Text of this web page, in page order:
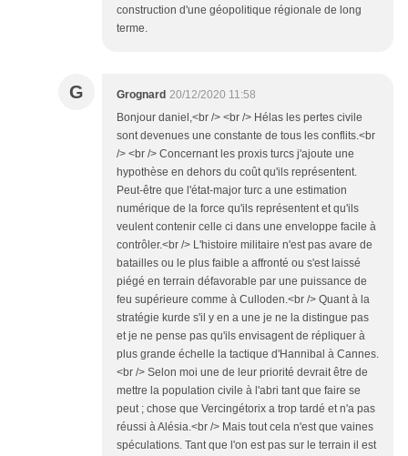
construction d'une géopolitique régionale de long
terme.
G Grognard 20/12/2020 11:58
Bonjour daniel,<br /> <br /> Hélas les pertes civile
sont devenues une constante de tous les conflits.<br
/> <br /> Concernant les proxis turcs j'ajoute une
hypothèse en dehors du coût qu'ils représentent.
Peut-être que l'état-major turc a une estimation
numérique de la force qu'ils représentent et qu'ils
veulent contenir celle ci dans une enveloppe facile à
contrôler.<br /> L'histoire militaire n'est pas avare de
batailles ou le plus faible a affronté ou s'est laissé
piégé en terrain défavorable par une puissance de
feu supérieure comme à Culloden.<br /> Quant à la
stratégie kurde s'il y en a une je ne la distingue pas
et je ne pense pas qu'ils envisagent de répliquer à
plus grande échelle la tactique d'Hannibal à Cannes.
<br /> Selon moi une de leur priorité devrait être de
mettre la population civile à l'abri tant que faire se
peut ; chose que Vercingétorix a trop tardé et n'a pas
réussi à Alésia.<br /> Mais tout cela n'est que vaines
spéculations. Tant que l'on est pas sur le terrain il est